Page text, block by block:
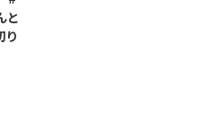
と
り